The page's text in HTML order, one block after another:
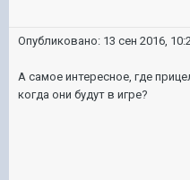
Опубликовано: 13 сен 2016,
А самое интересное, где
когда они будут в игре?